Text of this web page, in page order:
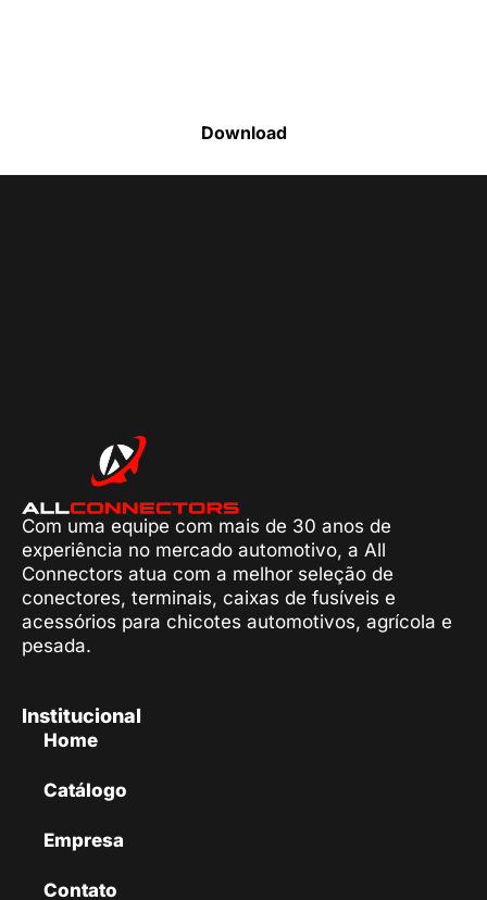
Download
Com uma equipe com mais de 30 anos de
experiência no mercado automotivo, a All
Connectors atua com a melhor seleção de
conectores, terminais, caixas de fusíveis e
acessórios para chicotes automotivos, agrícola e
pesada.
Institucional
Home
Catálogo
Empresa
Contato